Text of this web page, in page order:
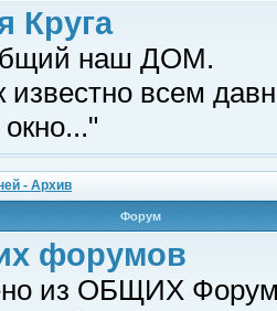
Круга
наш ДОМ.
всем
- Архив
Форум
форумов
из ОБЩИХ